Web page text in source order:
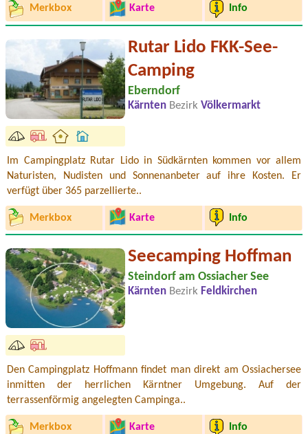
Merkbox Karte Info
Rutar Lido FKK-See-
Camping
Eberndorf
Kärnten Bezirk Völkermarkt
Im Campingplatz Rutar Lido in Südkärnten kommen vor allem
Naturisten, Nudisten und Sonnenanbeter auf ihre Kosten. Er
verfügt über 365 parzellierte..
Merkbox Karte Info
Seecamping Hoffman
Steindorf am Ossiacher See
Kärnten Bezirk Feldkirchen
Den Campingplatz Hoffmann findet man direkt am Ossiachersee
inmitten der herrlichen Kärntner Umgebung. Auf der
terrassenförmig angelegten Campinga..
Merkbox Karte Info